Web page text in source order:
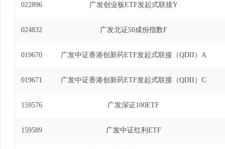
022896 广发创业板ETF发起式联接Y
024832 广发北证50成份指数F
019670 广发中证香港创新药ETF发起式联接（QDII）A
019671 广发中证香港创新药ETF发起式联接（QDII）C
159576 广发深证100ETF
159589 广发中证红利ETF